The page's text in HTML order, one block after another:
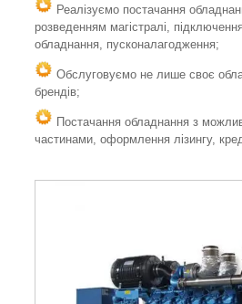
Реалізуємо постачання
розведенням магістралі,
обладнання, пусконалагодження;
Обслуговуємо не лише своє
брендів;
Постачання обладнання з
частинами, оформлення лізингу,